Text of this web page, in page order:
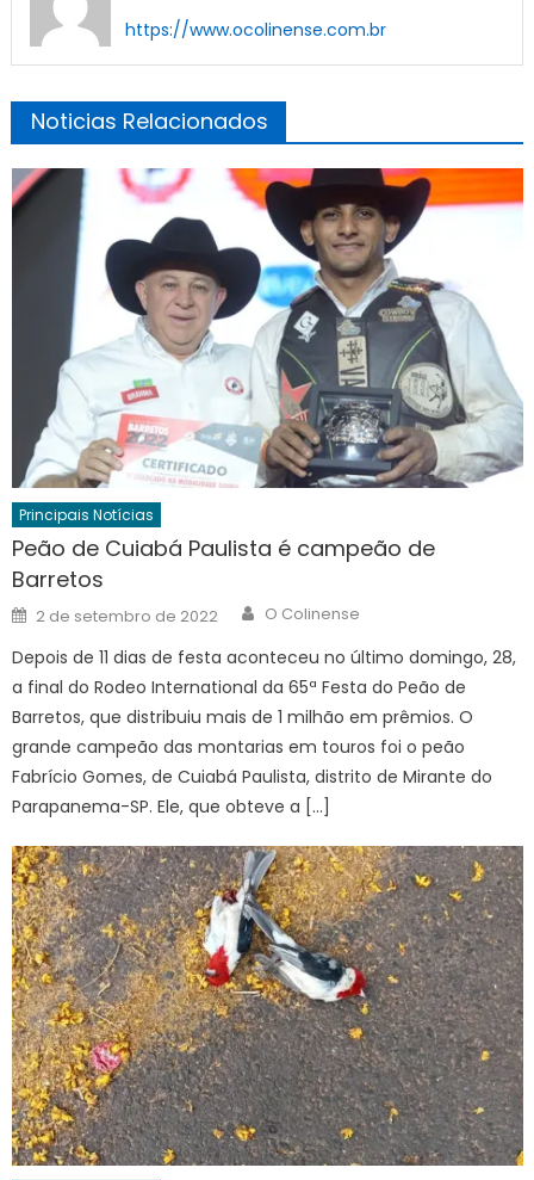
https://www.ocolinense.com.br
Noticias Relacionados
Principais Notícias
Peão de Cuiabá Paulista é campeão de
Barretos
Posted
on
2 de setembro de 2022 Author
O Colinense
Depois de 11 dias de festa aconteceu no último domingo, 28,
a final do Rodeo International da 65ª Festa do Peão de
Barretos, que distribuiu mais de 1 milhão em prêmios. O
grande campeão das montarias em touros foi o peão
Fabrício Gomes, de Cuiabá Paulista, distrito de Mirante do
Parapanema-SP. Ele, que obteve a […]